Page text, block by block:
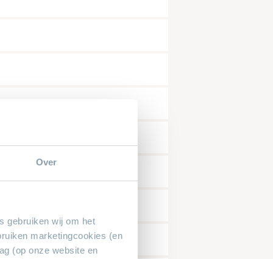
Over
gebruiken wij om het
marketingcookies (en
(op onze website en